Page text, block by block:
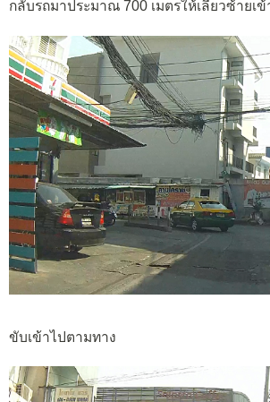
กลับรถมาประมาณ 700 เมตรให้เลี้ยวซ้ายเ
ขับเข้าไปตามทาง